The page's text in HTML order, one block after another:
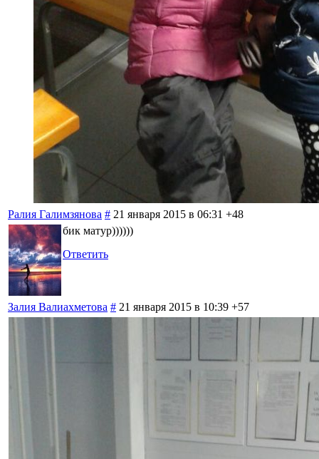
Ралия Галимзянова # 21 января 2015 в 06:31 +48
бик матур))))))
Ответить
Залия Валиахметова # 21 января 2015 в 10:39 +57